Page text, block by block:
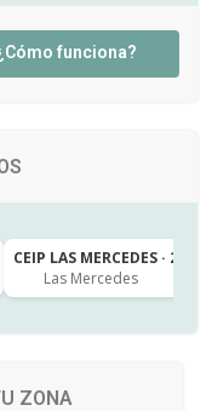
funciona?
CEIP LAS MERCEDES · 2º
Las Mercedes
ZONA